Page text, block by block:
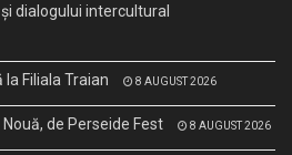
dialogului intercultural
Filiala Traian 8 AUGUST 2026
de Perseide Fest 8 AUGUST 2026